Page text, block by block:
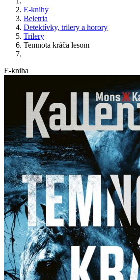
E-knihy
Beletria
Detektívky, trilery a horory
Trilery
Temnota kráča lesom
E-kniha